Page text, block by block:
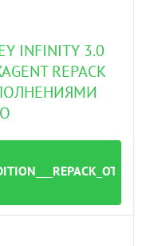
INFINITY 3.0
REPACK